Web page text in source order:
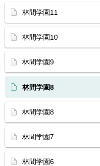
林間学園11
林間学園10
林間学園9
林間学園8
林間学園8
林間学園7
林間学園6